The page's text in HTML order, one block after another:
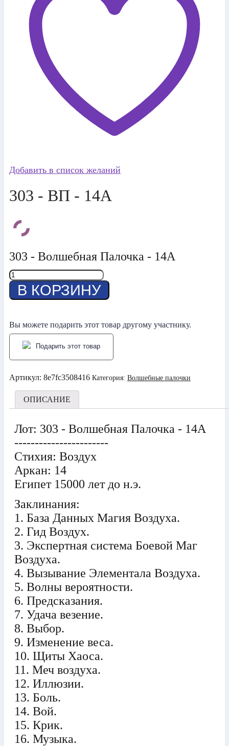
Добавить в список желаний
303 - ВП - 14А
303 - Волшебная Палочка - 14А
Количество
товара
303
-
-
14А
В КОРЗИНУ
Вы можете подарить этот товар другому участнику.
Подарить этот товар
Артикул: 8e7fc3508416 Категория: Волшебные палочки
ОПИСАНИЕ
Лот: 303 - Волшебная Палочка - 14А
-----------------------
Стихия: Воздух
Аркан: 14
Египет 15000 лет до н.э.
Заклинания:
1. База Данных Магия Воздуха.
2. Гид Воздух.
3. Экспертная система Боевой Маг
Воздуха.
4. Вызывание Элементала Воздуха.
5. Волны вероятности.
6. Предсказания.
7. Удача везение.
8. Выбор.
9. Изменение веса.
10. Щиты Хаоса.
11. Меч воздуха.
12. Иллюзии.
13. Боль.
14. Вой.
15. Крик.
16. Музыка.